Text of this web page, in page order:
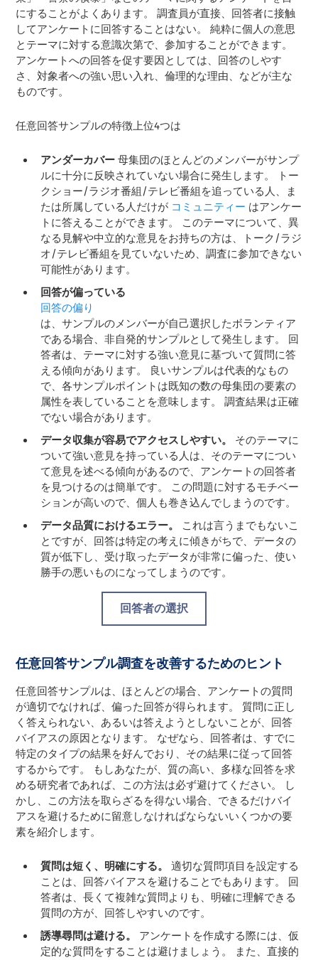
にすることがよくあります。 調査員が直接、回答者に接触
してアンケートに回答することはない。 純粋に個人の意思
とテーマに対する意識次第で、参加することができます。
アンケートへの回答を促す要因としては、回答のしやす
さ、対象者への強い思い入れ、倫理的な理由、などが主な
ものです。
任意回答サンプルの特徴上位4つは
アンダーカバー 母集団のほとんどのメンバーがサンプ
ルに十分に反映されていない場合に発生します。 トー
クショー/ラジオ番組/テレビ番組を追っている人、ま
たは所属している人だけが コミュニティー はアンケー
トに答えることができます。 このテーマについて、異
なる見解や中立的な意見をお持ちの方は、トーク/ラジ
オ/テレビ番組を見ていないため、調査に参加できない
可能性があります。
回答が偏っている
回答の偏り
は、サンプルのメンバーが自己選択したボランティア
である場合、非自発的サンプルとして発生します。 回
答者は、テーマに対する強い意見に基づいて質問に答
える傾向があります。 良いサンプルは代表的なもの
で、各サンプルポイントは既知の数の母集団の要素の
属性を表していることを意味します。 調査結果は正確
でない場合があります。
データ収集が容易でアクセスしやすい。
そのテーマに
ついて強い意見を持っている人は、そのテーマについ
て意見を述べる傾向があるので、アンケートの回答者
を見つけるのは簡単です。 この問題に対するモチベー
ションが高いので、個人も巻き込んでしまうのです。
データ品質におけるエラー。
これは言うまでもないこ
とですが、回答は特定の考えに傾きがちで、データの
質が低下し、受け取ったデータが非常に偏った、使い
勝手の悪いものになってしまうのです。
回答者の選択
任意回答サンプル調査を改善するためのヒント
任意回答サンプルは、ほとんどの場合、アンケートの質問
が適切でなければ、偏った回答が得られます。 質問に正し
く答えられない、あるいは答えようとしないことが、回答
バイアスの原因となります。 なぜなら、回答者は、すでに
特定のタイプの結果を好んでおり、その結果に従って回答
するからです。 もしあなたが、質の高い、多様な回答を求
める研究者であれば、この方法は必ず避けてください。 し
かし、この方法を取らざるを得ない場合、できるだけバイ
アスを避けるために留意しなければならないいくつかの要
素を紹介します。
質問は短く、明確にする。
適切な質問項目を設定する
ことは、回答バイアスを避けることでもあります。 回
答者は、長くて複雑な質問よりも、明確に理解できる
質問の方が、回答しやすいのです。
誘導尋問は避ける。
アンケートを作成する際には、仮
定的な質問をすることは避けましょう。 また、直接的